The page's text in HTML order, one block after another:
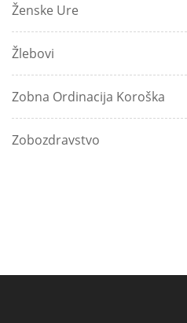
Ženske Ure
Žlebovi
Zobna Ordinacija Koroška
Zobozdravstvo